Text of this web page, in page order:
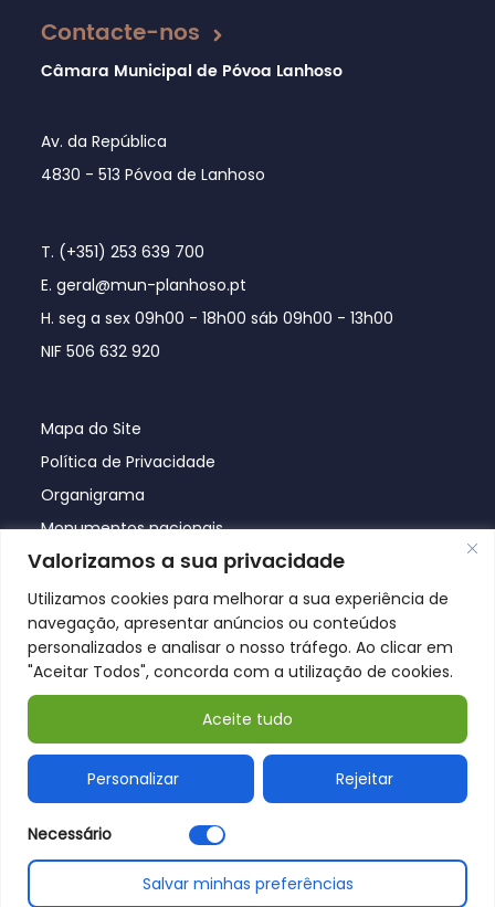
Valorizamos a sua privacidade
Utilizamos cookies para melhorar a sua experiência de
navegação, apresentar anúncios ou conteúdos
personalizados e analisar o nosso tráfego. Ao clicar em
"Aceitar Todos", concorda com a utilização de cookies.
Personalizar Rejeitar
Aceite tudo
Necessário
Salvar minhas preferências
Contacte-nos
Câmara Municipal de Póvoa Lanhoso
Av. da República
4830 - 513 Póvoa de Lanhoso
T. (+351) 253 639 700
E. geral@mun-planhoso.pt
H. seg a sex 09h00 - 18h00 sáb 09h00 - 13h00
NIF 506 632 920
Mapa do Site
Política de Privacidade
Organigrama
Monumentos nacionais
© Póvoa de Lanhoso 2026